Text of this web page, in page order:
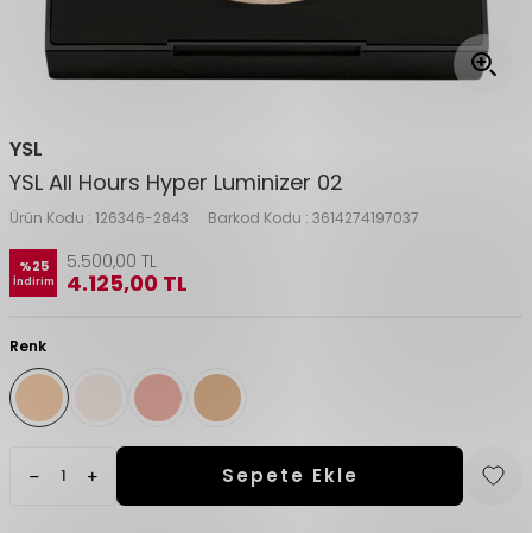
YSL
YSL All Hours Hyper Luminizer 02
Ürün Kodu : 126346-2843 Barkod Kodu : 3614274197037
%25
İndirim
5.500,00 TL
4.125,00 TL
Renk
Sepete Ekle